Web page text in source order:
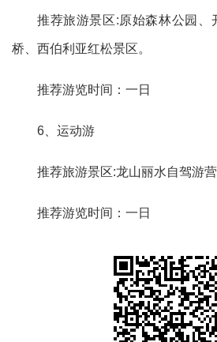
推荐旅游景区:原始森林公园、
桥、西伯利亚红松景区。
推荐游览时间：一日
6、运动游
推荐旅游景区:龙山丽水自驾游
推荐游览时间：一日